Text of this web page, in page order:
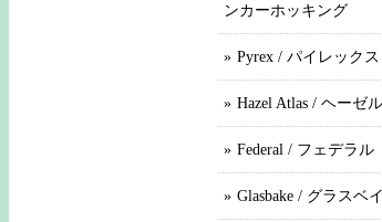
ンカーホッキング
Pyrex / パイレックス
Hazel Atlas / ヘーゼ
Federal / フェデラル
Glasbake / グラスベ